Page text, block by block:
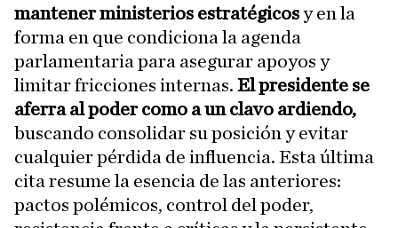
mantener ministerios estratégicosy en la
forma en que condiciona la agenda
parlamentaria para asegurar apoyos y
limitar fricciones internas. El presidente se
aferra al poder como a un clavo ardiendo,
buscando consolidar su posición y evitar
cualquier pérdida de influencia. Esta última
cita resume la esencia de las anteriores:
pactos polémicos, control del poder,